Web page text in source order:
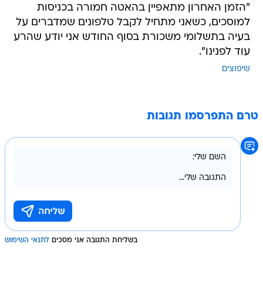
"הזמן האחרון מתאפיין בהאטה חמורה בכניסות
למוסכים, כשאני מתחיל לקבל טלפונים שמדברים על
בעיה בתשלומי משכורת בסוף החודש אני יודע שהרע
עוד לפנינו".
שיפוצים
טרם התפרסמו תגובות
בשליחת התגובה אני מסכים לתנאי השימוש